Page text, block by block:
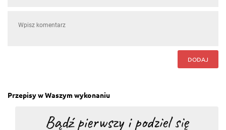
DODAJ
Przepisy w Waszym wykonaniu